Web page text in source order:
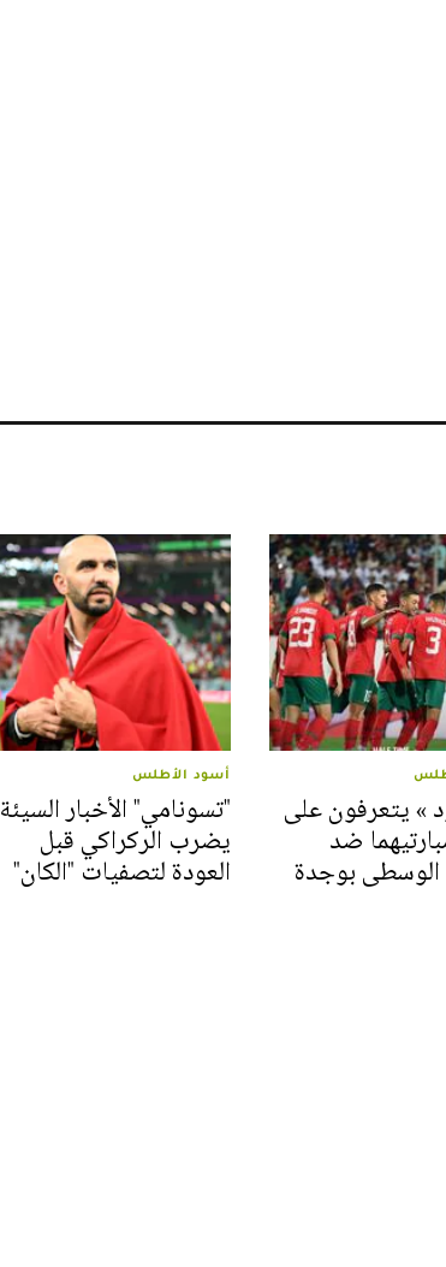
» يتعرفون على
ضد
الوسطى بوجدة
أسود الأطلس
"تسونامي" الأخبار السيئة
يضرب الركراكي قبل
العودة لتصفيات "الكان"